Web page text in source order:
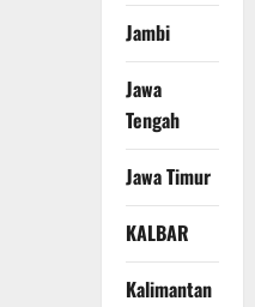
Jambi
Jawa
Tengah
Jawa Timur
KALBAR
Kalimantan